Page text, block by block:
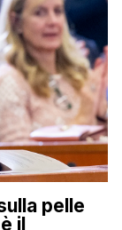
pelle
il